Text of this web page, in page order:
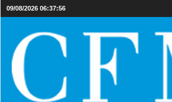
09/08/2026 06:37:56